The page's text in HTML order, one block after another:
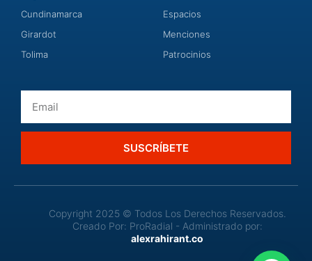
Cundinamarca
Girardot
Tolima
Espacios
Menciones
Patrocinios
SUSCRÍBETE
Copyright 2025 © Todos Los Derechos Reservados.
Creado Por: ProRadial - Administrado por:
alexrahirant.co